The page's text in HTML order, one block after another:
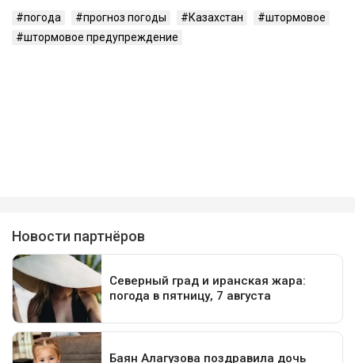
погода прогноз погоды Казахстан
штормовое
штормовое предупреждение